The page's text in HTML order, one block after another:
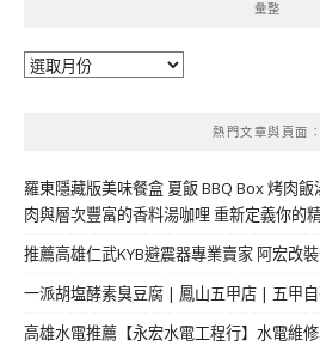
彙整
彙
熱門文章與頁面︰
羅東隱藏版美味餐盒 夏飯 BBQ Box 烤肉
肉與層次豐富的香料湯咖哩 重新定義你的
推薦高雄仁武KYB避震器專業賣家 阿宏改
一派胡塩酵素臭豆腐 | 鳳山五甲店 | 五甲
高雄水電推薦【永宏水電工程行】水電維